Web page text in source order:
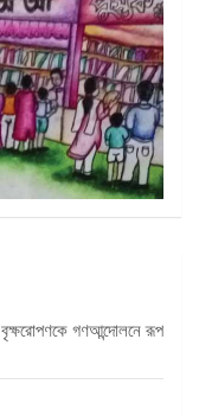
বৃক্ষরোপণকে গণআন্দোলনে রূপ